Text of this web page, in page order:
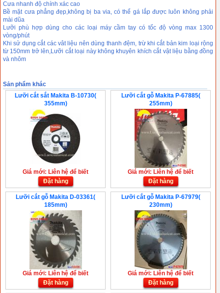
Cưa nhanh độ chính xác cao
Bề mặt cưa phẳng đẹp,không bị ba via, có thể gá lắp được luôn không phải
mài dũa
Lưỡi phù hợp dùng cho các loại máy cầm tay có tốc độ vòng max 1300
vòng/phút
Khi sử dụng cắt các vât liệu nên dùng thanh đệm, trừ khi cắt bản kim loại rộng
từ 150mm trở lên,Lưỡi cắt loại này không khuyên khích cắt vật liệu bằng đồng
và nhôm
Sản phẩm khác
Lưỡi cắt sắt Makita B-10730(
355mm)
Giá mới: Liên hệ để biết
Đặt hàng
Lưỡi cắt gỗ Makita P-67885(
255mm)
Giá mới: Liên hệ để biết
Đặt hàng
Lưỡi cắt gỗ Makita D-03361(
185mm)
Giá mới: Liên hệ để biết
Đặt hàng
Lưỡi cắt gỗ Makita P-67979(
230mm)
Giá mới: Liên hệ để biết
Đặt hàng